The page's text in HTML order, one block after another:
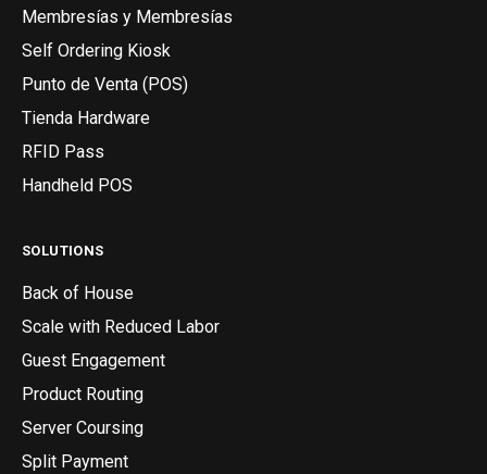
Membresías y Membresías
Self Ordering Kiosk
Punto de Venta (POS)
Tienda Hardware
RFID Pass
Handheld POS
SOLUTIONS
Back of House
Scale with Reduced Labor
Guest Engagement
Product Routing
Server Coursing
Split Payment